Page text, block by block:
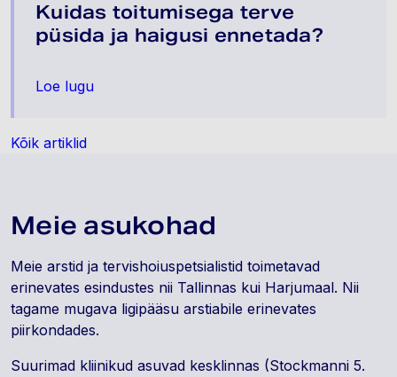
Kuidas toitumisega terve
püsida ja haigusi ennetada?
Loe lugu
Kõik artiklid
Meie asukohad
Meie arstid ja tervishoiuspetsialistid toimetavad
erinevates esindustes nii Tallinnas kui Harjumaal. Nii
tagame mugava ligipääsu arstiabile erinevates
piirkondades.
Suurimad kliinikud asuvad kesklinnas (Stockmanni 5.